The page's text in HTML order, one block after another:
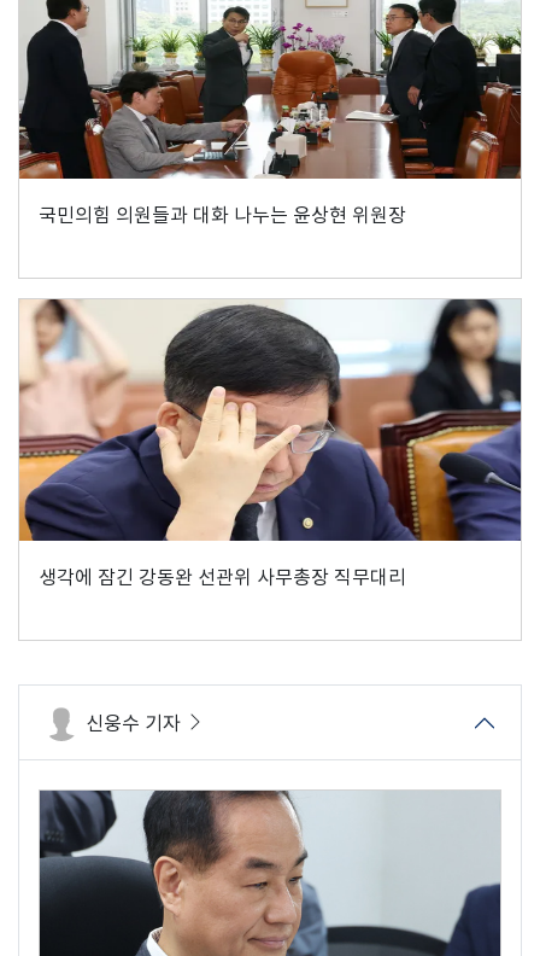
국민의힘 의원들과 대화 나누는 윤상현 위원장
생각에 잠긴 강동완 선관위 사무총장 직무대리
신웅수 기자